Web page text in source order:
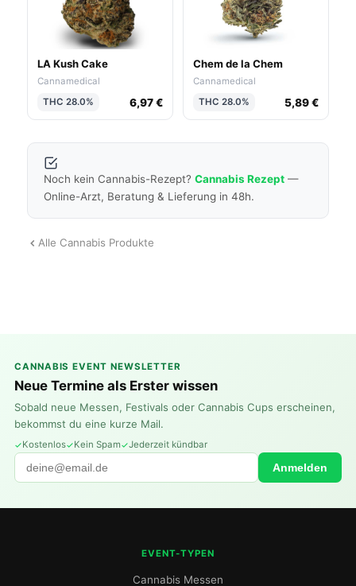
LA Kush Cake
Cannamedical
THC 28.0%
6,97 €
Chem de la Chem
Cannamedical
THC 28.0%
5,89 €
Noch kein Cannabis-Rezept? Cannabis Rezept —
Online-Arzt, Beratung & Lieferung in 48h.
Alle Cannabis Produkte
CANNABIS EVENT NEWSLETTER
Neue Termine als Erster wissen
Sobald neue Messen, Festivals oder Cannabis Cups erscheinen,
bekommst du eine kurze Mail.
Kostenlos Kein Spam Jederzeit kündbar
Anmelden
EVENT-TYPEN
Cannabis Messen